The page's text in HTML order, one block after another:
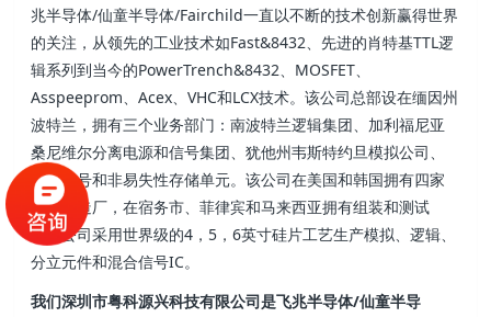
兆半导体/仙童半导体/Fairchild一直以不断的技术创新赢得世界
的关注，从领先的工业技术如Fast&8432、先进的肖特基TTL逻
辑系列到当今的PowerTrench&8432、MOSFET、
Asspeeprom、Acex、VHC和LCX技术。该公司总部设在缅因州
波特兰，拥有三个业务部门：南波特兰逻辑集团、加利福尼亚
桑尼维尔分离电源和信号集团、犹他州韦斯特约旦模拟公司、
混合信号和非易失性存储单元。该公司在美国和韩国拥有四家
晶圆制造厂，在宿务市、菲律宾和马来西亚拥有组装和测试
厂。公司采用世界级的4，5，6英寸硅片工艺生产模拟、逻辑、
分立元件和混合信号IC。
我们深圳市粤科源兴科技有限公司是飞兆半导体/仙童半导